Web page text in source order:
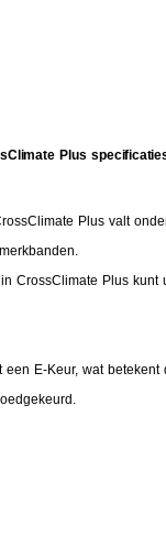
Plus
Plus valt
CrossClimate Plus kunt
een E-Keur, wat betekent